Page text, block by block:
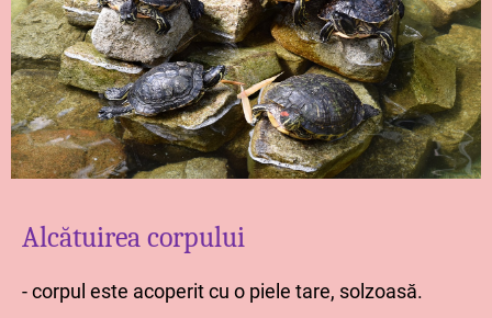
Alcătuirea corpului
- corpul este acoperit cu o piele tare, solzoasă.